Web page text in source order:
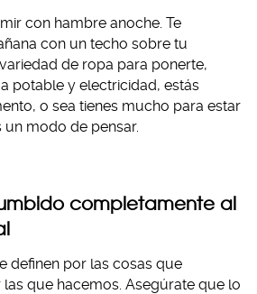
con hambre anoche. Te
con un techo sobre tu
de ropa para ponerte,
potable y electricidad, estás
o sea tienes mucho para estar
modo de pensar.
completamente al
definen por las cosas que
que hacemos. Asegúrate que lo